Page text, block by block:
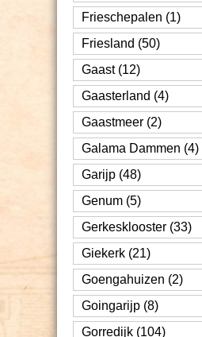
Frieschepalen (1)
Friesland (50)
Gaast (12)
Gaasterland (4)
Gaastmeer (2)
Galama Dammen (4)
Garijp (48)
Genum (5)
Gerkesklooster (33)
Giekerk (21)
Goengahuizen (2)
Goingarijp (8)
Gorredijk (104)